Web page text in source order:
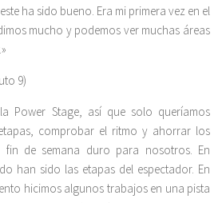
ha sido bueno. Era mi primera vez en el
mucho y podemos ver muchas áreas
9)
Power Stage, así que solo queríamos
comprobar el ritmo y ahorrar los
fin de semana duro para nosotros. En
han sido las etapas del espectador. En
hicimos algunos trabajos en una pista